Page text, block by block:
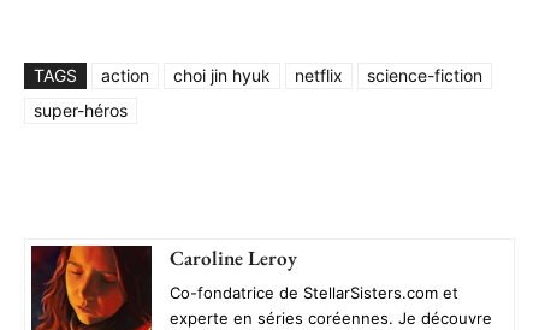
TAGS action choi jin hyuk netflix
science-fiction
super-héros
Caroline Leroy
Co-fondatrice de StellarSisters.com et
experte en séries coréennes. Je découvre